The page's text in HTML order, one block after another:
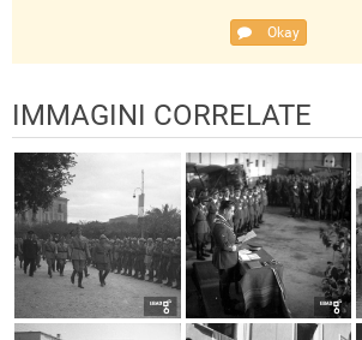
Okay
IMMAGINI CORRELATE